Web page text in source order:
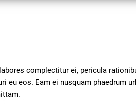
complectitur ei, pericula
eu eos. Eam ei nusquam phaedrum